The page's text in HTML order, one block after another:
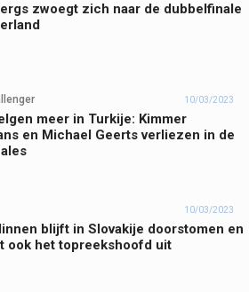
zwoegt zich naar de dubbelfinale
10/03/2023
meer in Turkije: Kimmer
en Michael Geerts verliezen in de
10/03/2023
blijft in Slovakije doorstomen en
ook het topreekshoofd uit